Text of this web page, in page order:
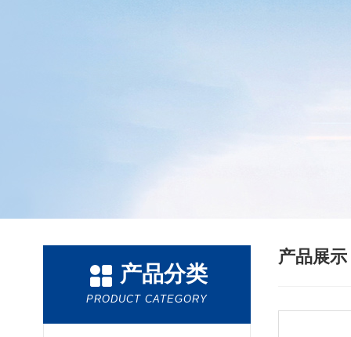
产品分类
PRODUCT CATEGORY
产品展示